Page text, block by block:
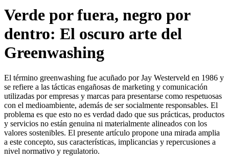
Verde por fuera, negro por
dentro: El oscuro arte del
Greenwashing
El término greenwashing fue acuñado por Jay Westerveld en 1986 y
se refiere a las tácticas engañosas de marketing y comunicación
utilizadas por empresas y marcas para presentarse como respetuosas
con el medioambiente, además de ser socialmente responsables. El
problema es que esto no es verdad dado que sus prácticas, productos
y servicios no están genuina ni materialmente alineados con los
valores sostenibles. El presente artículo propone una mirada amplia
a este concepto, sus características, implicancias y repercusiones a
nivel normativo y regulatorio.